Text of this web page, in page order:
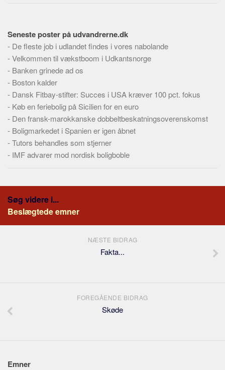
Webstedet
Forhistorien
Redigering
Tekstannoncer
Bannere
Hjælp
Seneste poster på udvandrerne.dk
- De fleste job i udlandet findes i vores nabolande
-Velkommen til vækstboom i Udkantsnorge
- Banken grinede ad os
- Boston kalder
- Dansk Fitbay-stifter: Succes i USA kræver 100 pct. fokus
- Køb en feriebolig på Sicilien for en euro
- Den fransk-marokkanske dobbeltbeskatningsoverenskomst
- Boligmarkedet i Spanien er igen åbnet
-Tutors behandles som stjerner
- IMF advarer mod nordisk boligboble
Søg videre i...
Beslægtede emner
NÆSTE BIDRAG
Fakta...
FOREGÅENDE BIDRAG
Skøde
Emner